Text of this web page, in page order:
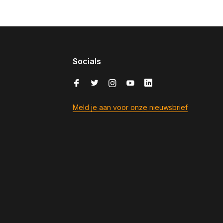
Socials
Meld je aan voor onze nieuwsbrief